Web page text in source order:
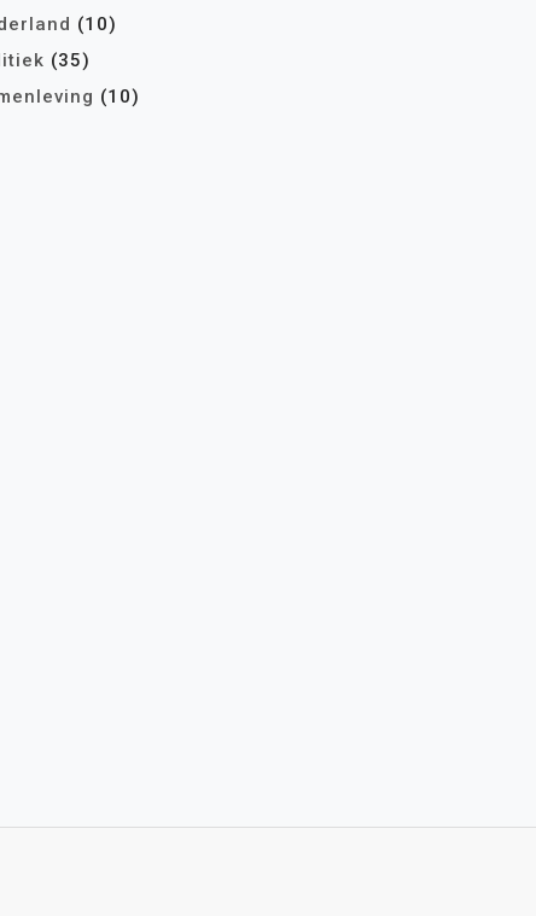
(10)
(35)
(10)